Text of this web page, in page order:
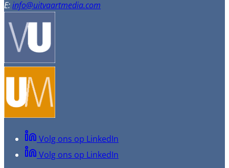
E:info@uitvaartmedia.com
Volg ons op LinkedIn
Volg ons op LinkedIn